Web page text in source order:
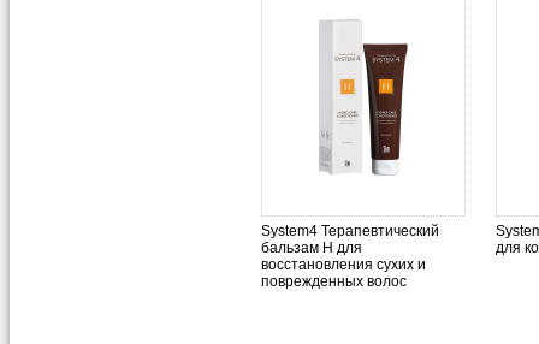
System4 Терапевтический
бальзам H для
восстановления сухих и
поврежденных волос
для